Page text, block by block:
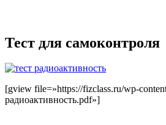
Тест для самоконтроля
[gview file=»https://fizclass.ru/wp-
радиоактивность.pdf»]